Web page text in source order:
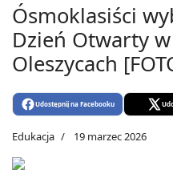
Ósmoklasiści
Dzień Otwarty w
Oleszycach
Udostępnij na Facebooku
Edukacja 19 marzec 2026